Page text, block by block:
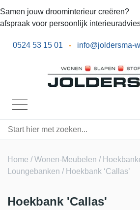
Samen jouw droominterieur creëren?
afspraak voor persoonlijk
0524 53 15 01 - info@joldersma-
Home /Wonen-Meubelen /
Loungebanken / Hoekbank ‘Callas’
Hoekbank 'Callas'